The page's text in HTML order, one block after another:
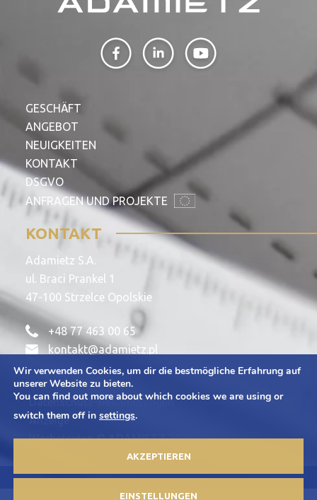
GESCHÄFT
ANGEBOT
NEUIGKEITEN
KONTAKT
DSGVO
ANFRAGEN UND PROJEKTE
KONTAKT
Adamietz S.A.
ul. Braci Prankel 1
47-100 Strzelce Opolskie
+48 77 463 00 65
kontakt@adamietz.pl
Datenschutz-Bestimmungen
Anzeige
Werbetexten © ADAMIETZ 2026
Konzeption und Umsetzung: Offteam.pl
Wir verwenden Cookies, um dir die bestmögliche Erfahrung auf
unserer Website zu bieten.
You can find out more about which cookies we are using or
switch them off in settings.
AKZEPTIEREN
EINSTELLUNGEN